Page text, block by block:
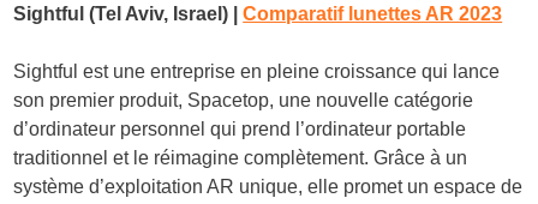
Sightful (Tel Aviv, Israel) |Comparatif lunettes AR 2023
Sightful est une entreprise en pleine croissance qui lance
son premier produit, Spacetop, une nouvelle catégorie
d’ordinateur personnel qui prend l’ordinateur portable
traditionnel et le réimagine complètement. Grâce à un
système d’exploitation AR unique, elle promet un espace de